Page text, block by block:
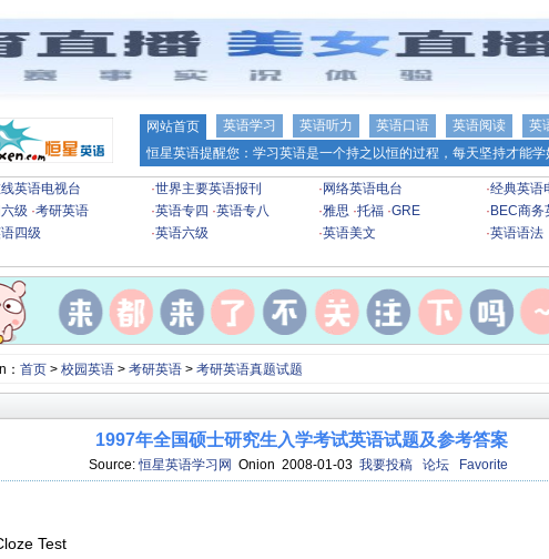
网站首页 英语学习 英语听力 英语口语 英语阅读 英
恒星英语提醒您：学习英语是一个持之以恒的过程，每天坚持才能
英语电视台 ·世界主要英语报刊 · 网络英语电台 ·经典英语
级 ·考研英语 ·英语专四 ·英语专八 ·雅思 ·托福 ·GRE · BEC商务
四级 ·英语六级 ·英语美文 ·英语语法
： 首页> 校园英语> 考研英语> 考研英语真题试题
1997年全国硕士研究生入学考试英语试题及参考答案
Source:恒星英语学习网 Onion 2008-01-03 我要投稿 论坛 Favorite
Test